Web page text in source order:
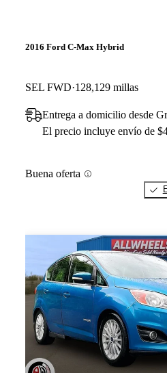
2016 Ford C-Max Hybrid
SEL FWD 128,129 millas
Entrega a domicilio desde
El precio incluye envío de
Buena oferta